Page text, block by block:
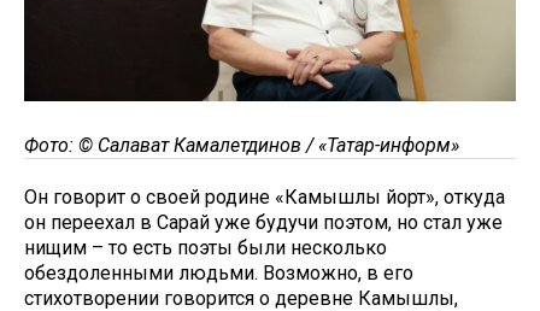
Фото: © Салават Камалетдинов / «Татар-информ»
Он говорит о своей родине «Камышлы йорт», откуда
он переехал в Сарай уже будучи поэтом, но стал уже
нищим – то есть поэты были несколько
обездоленными людьми. Возможно, в его
стихотворении говорится о деревне Камышлы,